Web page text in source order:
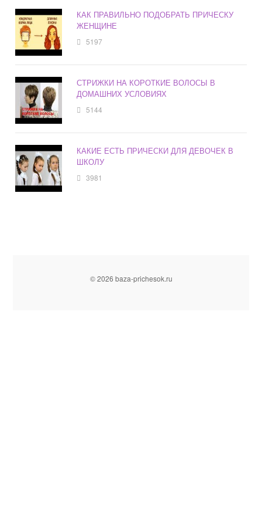
КАК ПРАВИЛЬНО ПОДОБРАТЬ ПРИЧЕСКУ
ЖЕНЩИНЕ
5197
СТРИЖКИ НА КОРОТКИЕ ВОЛОСЫ В
ДОМАШНИХ УСЛОВИЯХ
5144
КАКИЕ ЕСТЬ ПРИЧЕСКИ ДЛЯ ДЕВОЧЕК В
ШКОЛУ
3981
© 2026 baza-prichesok.ru